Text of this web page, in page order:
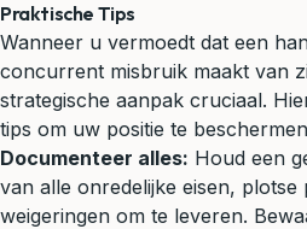
Praktische Tips
Wanneer u vermoedt dat een
concurrent misbruik maakt van
strategische aanpak cruciaal.
tips om uw positie te
Documenteer alles: Houd een
van alle onredelijke eisen,
weigeringen om te leveren.